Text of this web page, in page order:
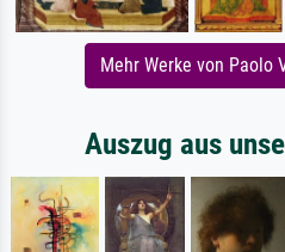
Mehr Werke von Paolo
Auszug aus